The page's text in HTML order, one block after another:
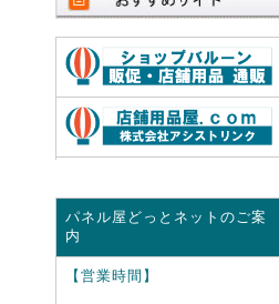
パネル屋どっとネットのご案
内
【営業時間】